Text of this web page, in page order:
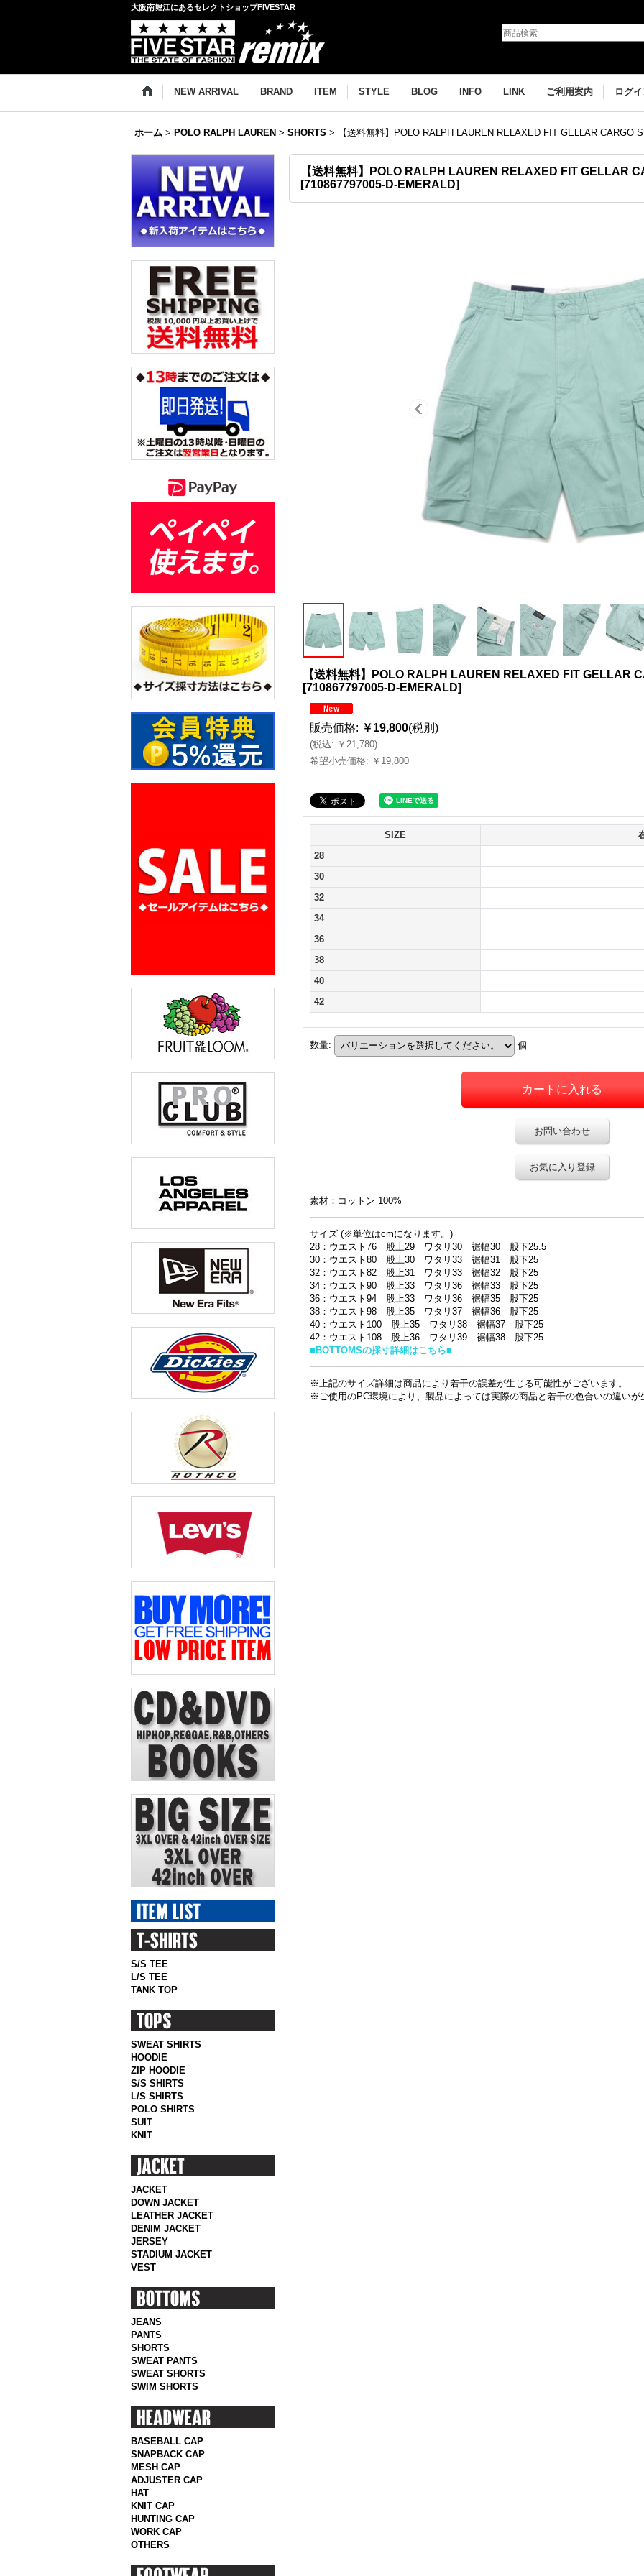
大阪南堀江にあるセレクトショップFIVESTAR
NEW ARRIVAL BRAND ITEM STYLE BLOG INFO LINK ご利用案内 ログ
ホーム > POLO RALPH LAUREN > SHORTS > 【送料無料】POLO RALPH LAUREN RELAXED FIT GELLAR CARGO
S/S TEE
L/S TEE
TANK TOP
SWEAT SHIRTS
HOODIE
ZIP HOODIE
S/S SHIRTS
L/S SHIRTS
POLO SHIRTS
SUIT
KNIT
JACKET
DOWN JACKET
LEATHER JACKET
DENIM JACKET
JERSEY
STADIUM JACKET
VEST
JEANS
PANTS
SHORTS
SWEAT PANTS
SWEAT SHORTS
SWIM SHORTS
BASEBALL CAP
SNAPBACK CAP
MESH CAP
ADJUSTER CAP
HAT
KNIT CAP
HUNTING CAP
WORK CAP
OTHERS
【送料無料】POLO RALPH LAUREN RELAXED FIT GELLAR
[710867797005-D-EMERALD]
【送料無料】POLO RALPH LAUREN RELAXED FIT GELLAR
[710867797005-D-EMERALD]
販売価格: ￥19,800(税別)
(税込: ￥21,780)
希望小売価格: ￥19,800
SIZE
28
30
32
34
36
38
40
42
数量: 個
お問い合わせ
お気に入り登録
素材：コットン 100%
サイズ (※単位はcmになります。)
28：ウエスト76 股上29 ワタリ30 裾幅30 股下25.5
30：ウエスト80 股上30 ワタリ33 裾幅31 股下25
32：ウエスト82 股上31 ワタリ33 裾幅32 股下25
34：ウエスト90 股上33 ワタリ36 裾幅33 股下25
36：ウエスト94 股上33 ワタリ36 裾幅35 股下25
38：ウエスト98 股上35 ワタリ37 裾幅36 股下25
40：ウエスト100 股上35 ワタリ38 裾幅37 股下25
42：ウエスト108 股上36 ワタリ39 裾幅38 股下25
■BOTTOMSの採寸詳細はこちら■
※上記のサイズ詳細は商品により若干の誤差が生じる可能性がございます。
※ご使用のPC環境により、製品によっては実際の商品と若干の色合いの違いが